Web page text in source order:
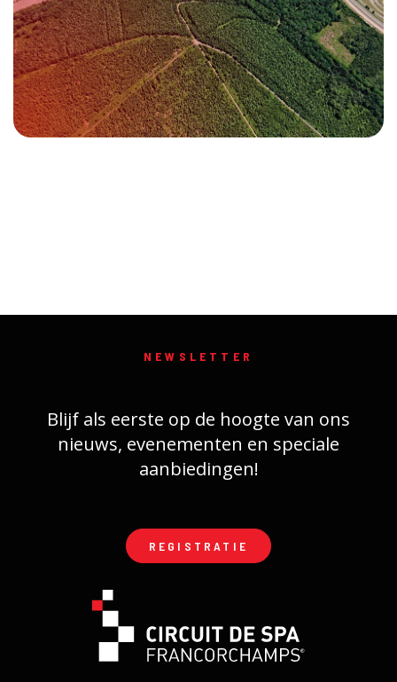
NEWSLETTER
Blijf als eerste op de hoogte van ons
nieuws, evenementen en speciale
aanbiedingen!
REGISTRATIE